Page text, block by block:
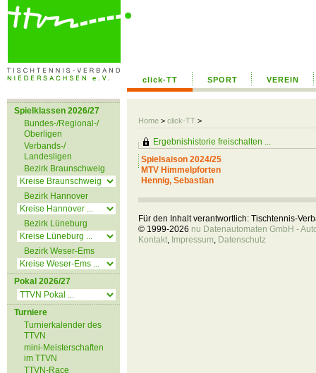
click-TT SPORT VEREIN
Home > click-TT >
Spielklassen 2026/27
Bundes-/Regional-/
Oberligen
Verbands-/
Landesligen
Bezirk Braunschweig
Bezirk Hannover
Bezirk Lüneburg
Bezirk Weser-Ems
Pokal 2026/27
Turniere
Turnierkalender des
TTVN
mini-Meisterschaften
im TTVN
TTVN-Race
Ergebnishistorie freischalten ...
Spielsaison 2024/25
MTV Himmelpforten
Hennig, Sebastian
Für den Inhalt verantwortlich: Tischtennis-
© 1999-2026 nu Datenautomaten GmbH -
Kontakt, Impressum, Datenschutz